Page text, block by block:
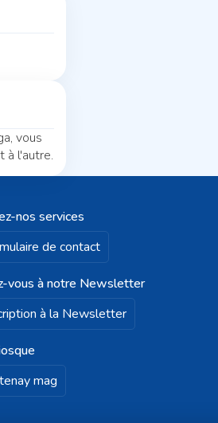
vous
à l'autre.
nos services
de contact
vous à notre Newsletter
à la Newsletter
mag